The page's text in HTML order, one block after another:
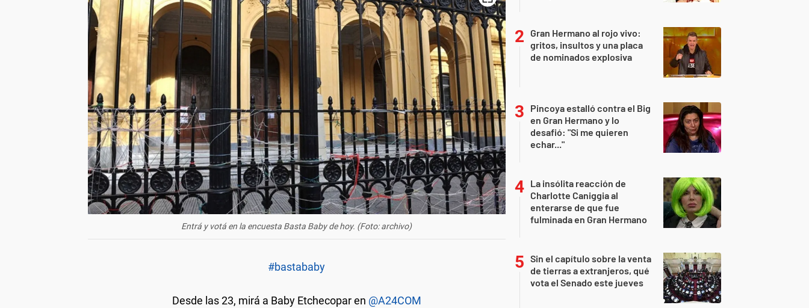
Entrá y votá en la encuesta Basta Baby de hoy. (Foto: archivo)
#bastababy
Desde las 23, mirá a Baby Etchecopar en @A24COM
Gran Hermano al rojo vivo:
gritos, insultos y una placa
de nominados explosiva
Pincoya estalló contra el Big
en Gran Hermano y lo
desafió: "Si me quieren
echar..."
La insólita reacción de
Charlotte Caniggia al
enterarse de que fue
fulminada en Gran Hermano
Sin el capítulo sobre la venta
de tierras a extranjeros, qué
vota el Senado este jueves